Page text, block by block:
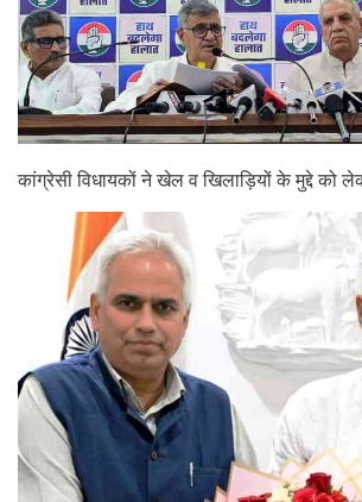
कांग्रेसी विधायकों ने खेल व खिलाड़ियों के मुद्दे को